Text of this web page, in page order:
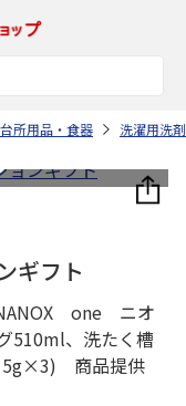
台所用品・食器 洗濯用洗剤
ギフト
one ニオ
510ml、洗たく槽
商品提供